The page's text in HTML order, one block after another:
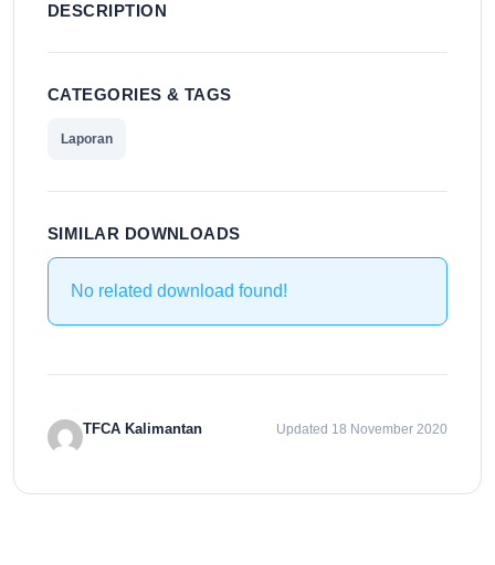
DESCRIPTION
CATEGORIES & TAGS
Laporan
SIMILAR DOWNLOADS
No related download found!
TFCA Kalimantan Updated 18 November 2020